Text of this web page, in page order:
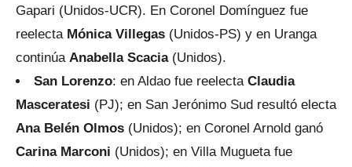
Gapari (Unidos-UCR). En Coronel Domínguez fue
reelecta Mónica Villegas (Unidos-PS) y en Uranga
continúa Anabella Scacia(Unidos).
San Lorenzo: en Aldao fue reelecta Claudia
Masceratesi (PJ); en San Jerónimo Sud resultó electa
Ana Belén Olmos (Unidos); en Coronel Arnold ganó
Carina Marconi (Unidos); en Villa Mugueta fue